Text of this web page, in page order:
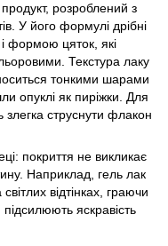
розроблений з
У його формулі дрібні
формою цяток, які
Текстура лаку
тонкими шарами
опуклі як пиріжки. Для
злегка струснути флакон
покриття не викликає
Наприклад, гель лак
відтінках, граючи
яскравість